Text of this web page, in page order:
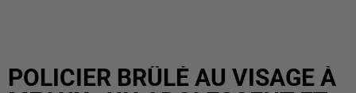
POLICIER BRÛLÉ AU VISAGE À